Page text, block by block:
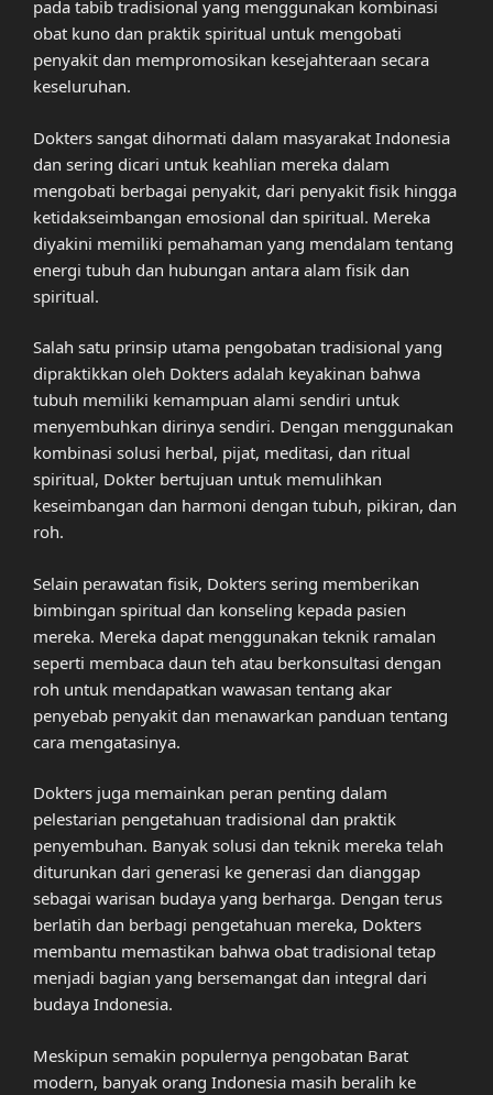
pada tabib tradisional yang menggunakan kombinasi
obat kuno dan praktik spiritual untuk mengobati
penyakit dan mempromosikan kesejahteraan secara
keseluruhan.
Dokters sangat dihormati dalam masyarakat Indonesia
dan sering dicari untuk keahlian mereka dalam
mengobati berbagai penyakit, dari penyakit fisik hingga
ketidakseimbangan emosional dan spiritual. Mereka
diyakini memiliki pemahaman yang mendalam tentang
energi tubuh dan hubungan antara alam fisik dan
spiritual.
Salah satu prinsip utama pengobatan tradisional yang
dipraktikkan oleh Dokters adalah keyakinan bahwa
tubuh memiliki kemampuan alami sendiri untuk
menyembuhkan dirinya sendiri. Dengan menggunakan
kombinasi solusi herbal, pijat, meditasi, dan ritual
spiritual, Dokter bertujuan untuk memulihkan
keseimbangan dan harmoni dengan tubuh, pikiran, dan
roh.
Selain perawatan fisik, Dokters sering memberikan
bimbingan spiritual dan konseling kepada pasien
mereka. Mereka dapat menggunakan teknik ramalan
seperti membaca daun teh atau berkonsultasi dengan
roh untuk mendapatkan wawasan tentang akar
penyebab penyakit dan menawarkan panduan tentang
cara mengatasinya.
Dokters juga memainkan peran penting dalam
pelestarian pengetahuan tradisional dan praktik
penyembuhan. Banyak solusi dan teknik mereka telah
diturunkan dari generasi ke generasi dan dianggap
sebagai warisan budaya yang berharga. Dengan terus
berlatih dan berbagi pengetahuan mereka, Dokters
membantu memastikan bahwa obat tradisional tetap
menjadi bagian yang bersemangat dan integral dari
budaya Indonesia.
Meskipun semakin populernya pengobatan Barat
modern, banyak orang Indonesia masih beralih ke